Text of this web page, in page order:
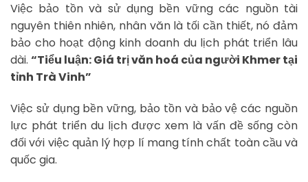
Việc bảo tồn và sử dụng bền vững các nguồn tài
nguyên thiên nhiên, nhân văn là tối cần thiết, nó đảm
bảo cho hoạt động kinh doanh du lịch phát triển lâu
dài. “Tiểu luận: Giá trị văn hoá của người Khmer tại
tỉnh Trà Vinh”
Việc sử dụng bền vững, bảo tồn và bảo vệ các nguồn
lực phát triển du lịch được xem là vấn đề sống còn
đối với việc quản lý hợp lí mang tính chất toàn cầu và
quốc gia.